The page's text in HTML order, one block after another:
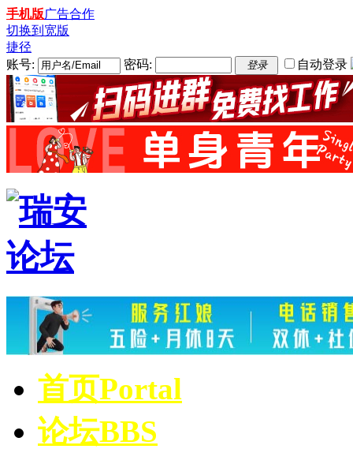
手机版广告合作
切换到宽版
捷径
账号:
密码: 登录 自动登录
首页Portal
论坛BBS